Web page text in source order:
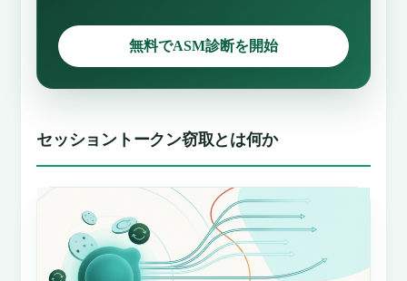
無料でASM診断を開始
セッショントークン窃取とは何か